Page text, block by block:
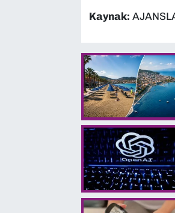
Kaynak: